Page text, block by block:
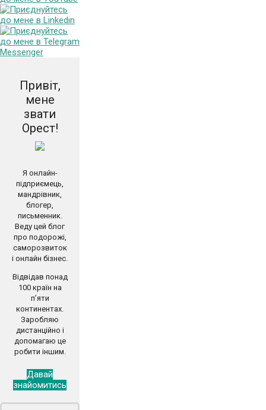
Привіт,
мене
звати
Орест!
Я онлайн-
підприємець,
мандрівник,
блогер,
письменник.
Веду цей блог
про подорожі,
саморозвиток
і онлайн бізнес.
Відвідав понад
100 країн на
п’яти
континентах.
Заробляю
дистанційно і
допомагаю це
робити іншим.
Давай
знайомитись